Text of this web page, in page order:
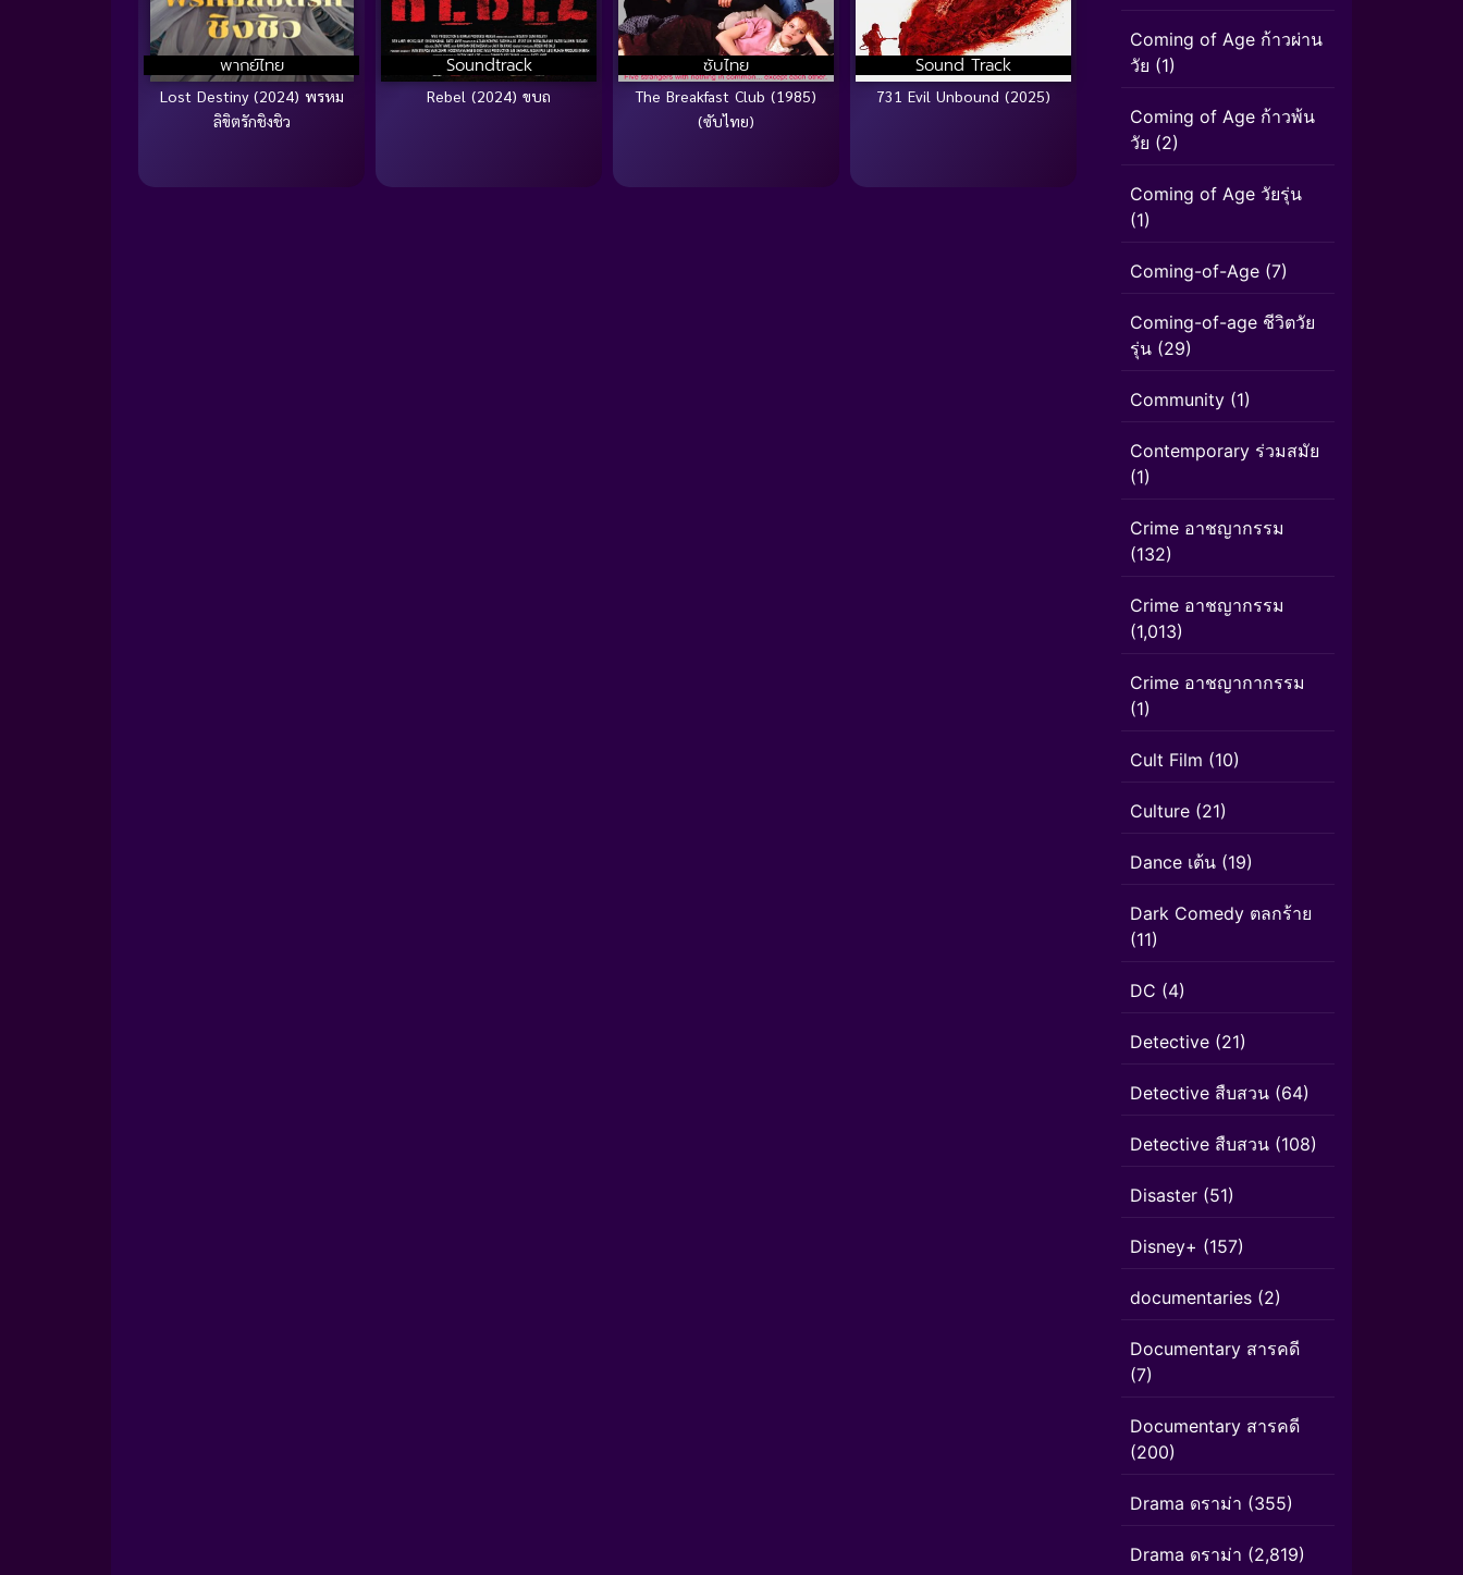
พากย์ไทย
Lost Destiny (2024) พรหม
ลิขิตรักชิงชิว
Soundtrack
Rebel (2024) ขบถ
ซับไทย
The Breakfast Club (1985)
(ซับไทย)
Sound Track
731 Evil Unbound (2025)
Coming of Age ก้าวผ่าน
วัย (1)
Coming of Age ก้าวพ้น
วัย (2)
Coming of Age วัยรุ่น
(1)
Coming-of-Age (7)
Coming-of-age ชีวิตวัย
รุ่น (29)
Community (1)
Contemporary ร่วมสมัย
(1)
Crime อาชญากรรม
(132)
Crime อาชญากรรม
(1,013)
Crime อาชญากากรรม
(1)
Cult Film (10)
Culture (21)
Dance เต้น (19)
Dark Comedy ตลกร้าย
(11)
DC (4)
Detective (21)
Detective สืบสวน (64)
Detective สืบสวน (108)
Disaster (51)
Disney+ (157)
documentaries (2)
Documentary สารคดี
(7)
Documentary สารคดี
(200)
Drama ดราม่า (355)
Drama ดราม่า (2,819)